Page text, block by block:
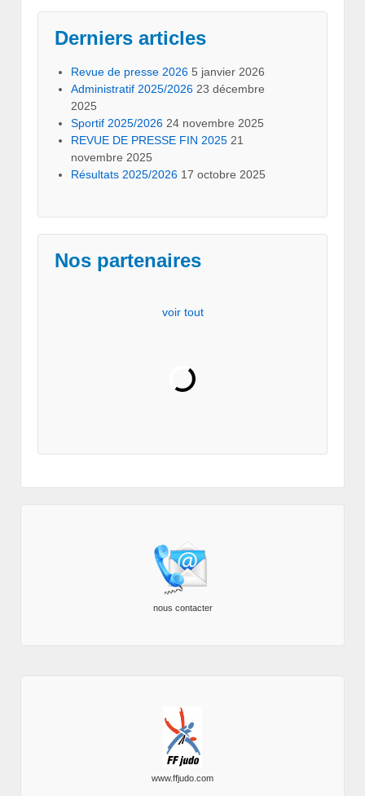
Derniers articles
Revue de presse 2026 5 janvier 2026
Administratif 2025/2026 23 décembre
2025
Sportif 2025/2026 24 novembre 2025
REVUE DE PRESSE FIN 2025 21
novembre 2025
Résultats 2025/2026 17 octobre 2025
Nos partenaires
voir tout
nous contacter
www.ffjudo.com